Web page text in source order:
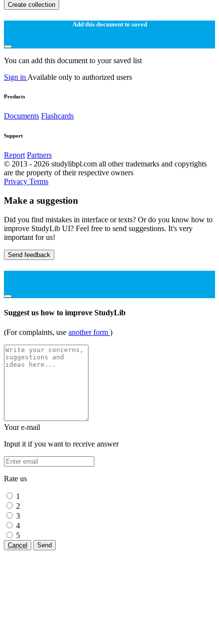
Create collection
Add this document to saved
You can add this document to your saved list
Sign in Available only to authorized users
Products
Documents Flashcards
Support
Report Partners
© 2013 - 2026 studylibpl.com all other trademarks and copyrights
are the property of their respective owners
Privacy Terms
Make a suggestion
Did you find mistakes in interface or texts? Or do you know how to
improve StudyLib UI? Feel free to send suggestions. It's very
important for us!
Send feedback
Suggest us how to improve StudyLib
(For complaints, use another form )
Your e-mail
Input it if you want to receive answer
Rate us
1
2
3
4
5
Cancel Send